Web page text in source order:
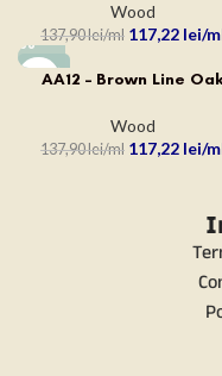
Wood
137,90lei 117,22 lei
-15%AA12 – Brown Line
Wood
137,90lei 117,22 lei